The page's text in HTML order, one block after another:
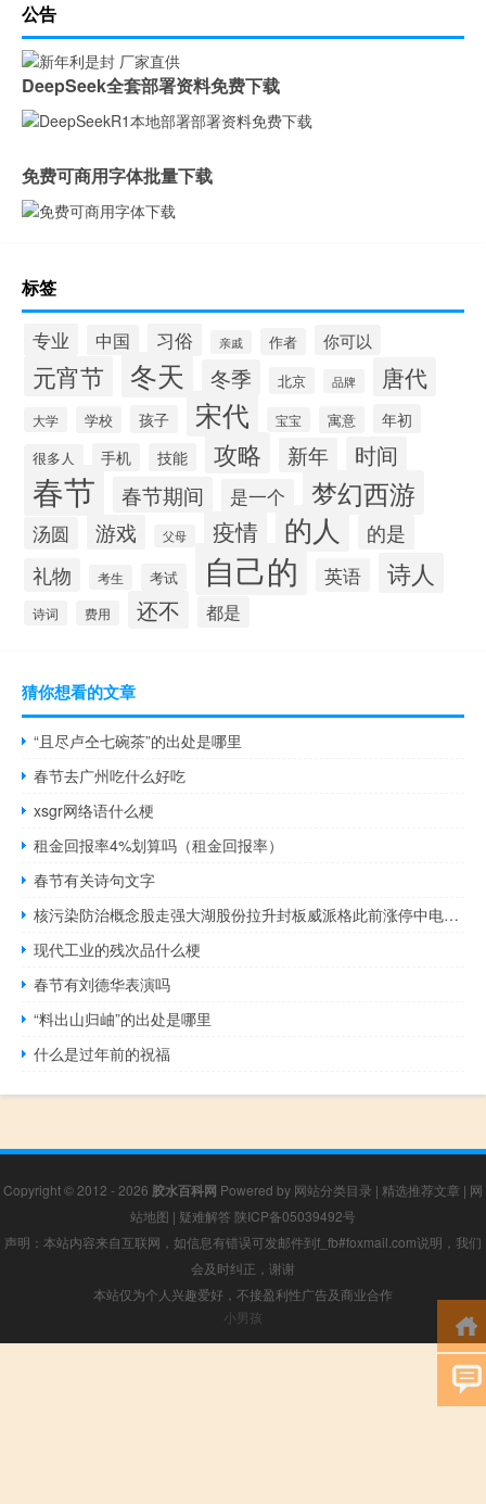
公告
DeepSeek全套部署资料免费下载
免费可商用字体批量下载
标签
专业 中国 习俗 亲戚 作者 你可以
元宵节 冬天 冬季 北京 品牌 唐代
大学 学校 孩子 宋代 宝宝 寓意 年初
很多人 手机 技能 攻略 新年 时间
春节 春节期间 是一个 梦幻西游
汤圆 游戏 父母 疫情 的人 的是
礼物 考生 考试 自己的 英语 诗人
诗词 费用 还不 都是
猜你想看的文章
“且尽卢仝七碗茶”的出处是哪里
春节去广州吃什么好吃
xsgr网络语什么梗
租金回报率4%划算吗（租金回报率）
春节有关诗句文字
核污染防治概念股走强大湖股份拉升封板威派格此前涨停中电环保涨超16%江盐集团、捷强装备涨超6%消息面上东京电力公司今天决定日本核污染水下午排入海洋排放工作13点开始
现代工业的残次品什么梗
春节有刘德华表演吗
“料出山归岫”的出处是哪里
什么是过年前的祝福
Copyright © 2012 - 2026 胶水百科网 Powered by 网站分类目录 | 精选推荐文章 | 网
站地图 | 疑难解答 陕ICP备05039492号
声明：本站内容来自互联网，如信息有错误可发邮件到f_fb#foxmail.com说明，我们
会及时纠正，谢谢
本站仅为个人兴趣爱好，不接盈利性广告及商业合作
小男孩